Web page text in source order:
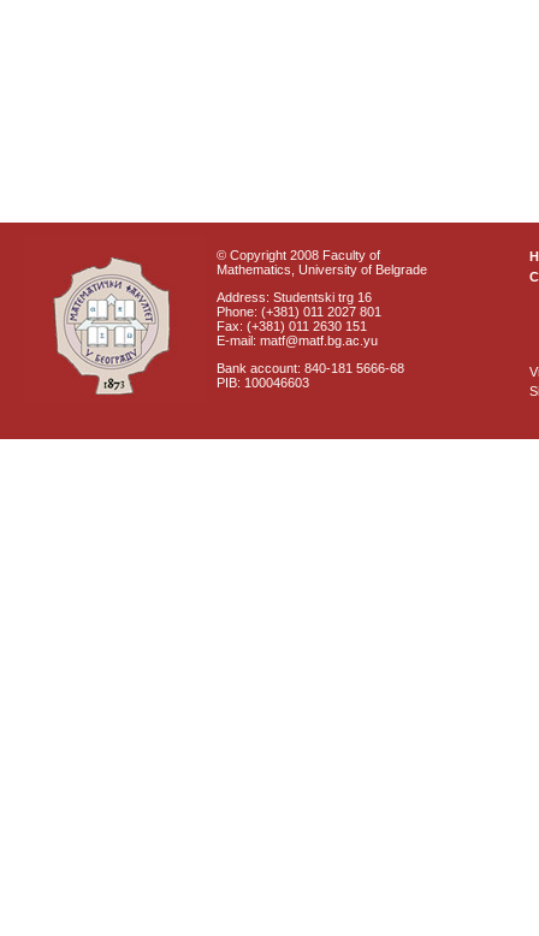
© Copyright 2008 Faculty of
Mathematics, University of Belgrade
Address: Studentski trg 16
Phone: (+381) 011 2027 801
Fax: (+381) 011 2630 151
E-mail: matf@matf.bg.ac.yu
Bank account: 840-181 5666-68
PIB: 100046603